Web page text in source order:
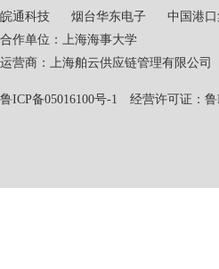
皖通科技 烟台华东电子 中国港口
合作单位：上海海事大学
运营商：上海舶云供应链管理有
鲁ICP备05016100号-1 经营许可证：鲁